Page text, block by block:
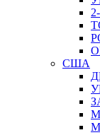
США